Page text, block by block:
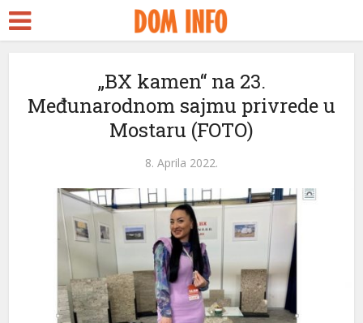
„BX kamen“ na 23.
Međunarodnom sajmu privrede u
Mostaru (FOTO)
8. Aprila 2022.